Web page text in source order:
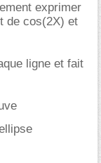
exprimer
de cos(2X) et
ligne et fait